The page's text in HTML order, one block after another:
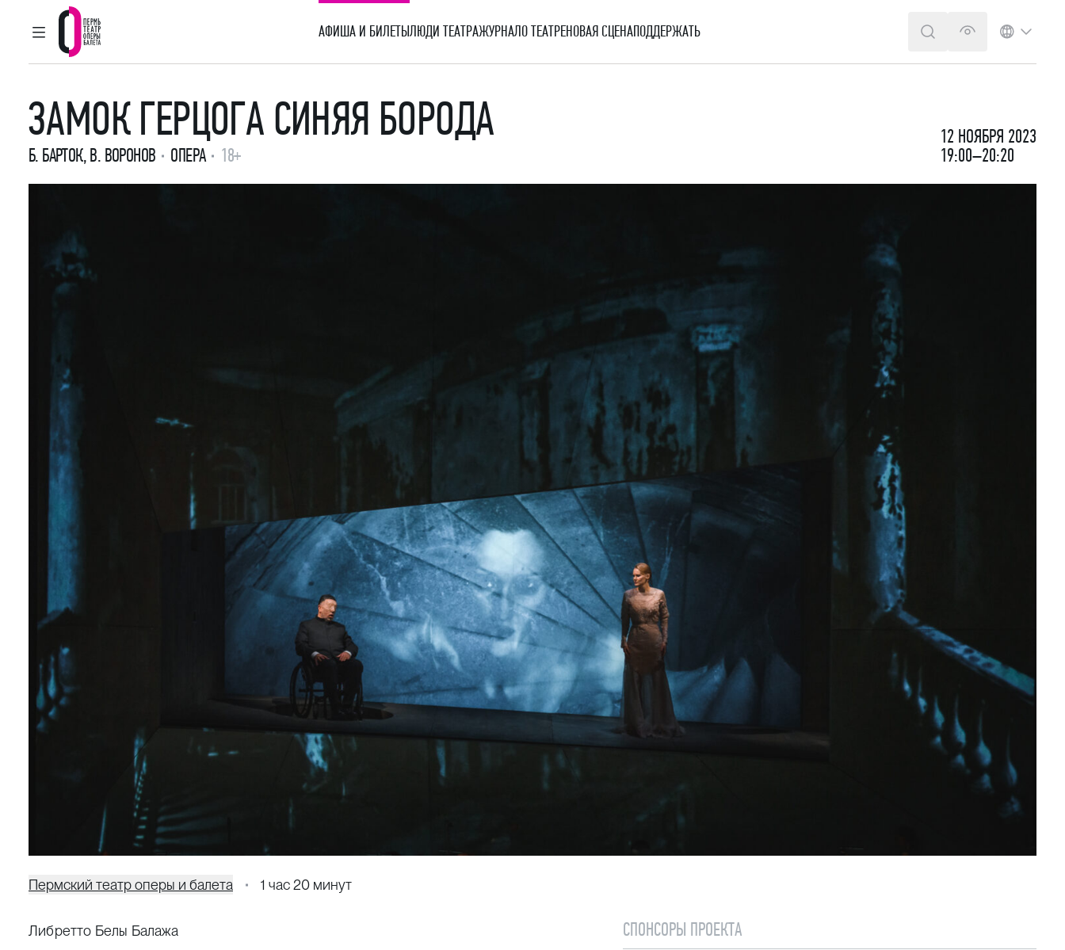
ГЛАВНОЕ МЕНЮ
Пермский театр оперы и балета
АФИША И БИЛЕТЫЛЮДИ ТЕАТРАЖУРНАЛО ТЕАТРЕНОВАЯ СЦЕНАПОДДЕРЖАТЬ ПОИСКВЕРСИЯ ДЛЯ
ЯЗЫК
ЗАМОК ГЕРЦОГА СИНЯЯ БОРОДА
Б. БАРТОК,В. ВОРОНОВ ОПЕРА 18+
12 НОЯБРЯ 2023
19:00–20:20
Пермский театр оперы и балета 1 час 20 минут
Либретто Белы Балажа
СПОНСОРЫ ПРОЕКТА